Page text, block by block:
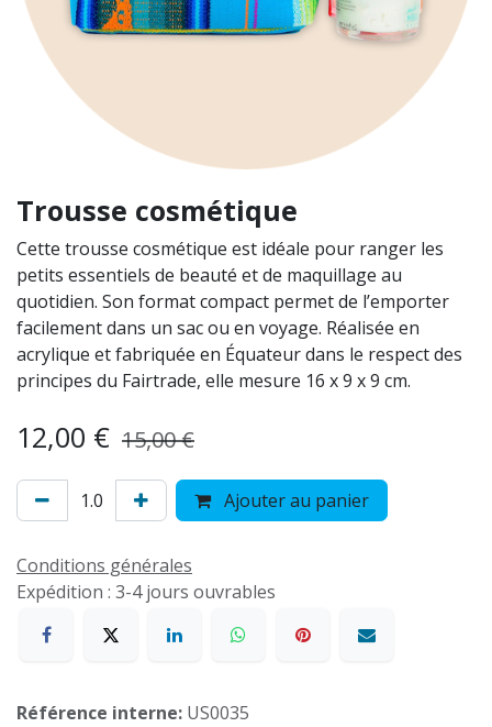
Trousse cosmétique
Cette trousse cosmétique est idéale pour ranger les
petits essentiels de beauté et de maquillage au
quotidien. Son format compact permet de l’emporter
facilement dans un sac ou en voyage. Réalisée en
acrylique et fabriquée en Équateur dans le respect des
principes du Fairtrade, elle mesure 16 x 9 x 9 cm.
12,00 € 15,00€
Ajouter au panier
Conditions générales
Expédition : 3-4 jours ouvrables
Référence interne: US0035